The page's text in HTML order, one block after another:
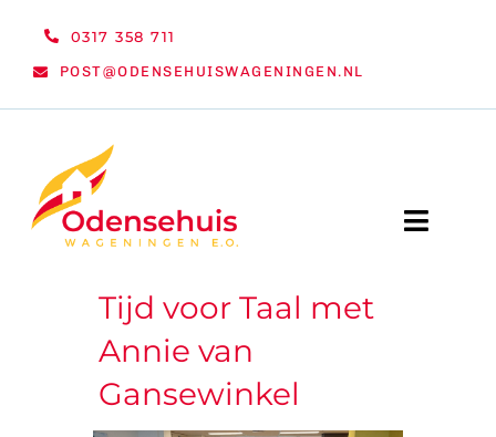
0317 358 711
POST@ODENSEHUISWAGENINGEN.NL
Toggle
WELKOMTijd voor Taal met
Annie van
Gansewinkel